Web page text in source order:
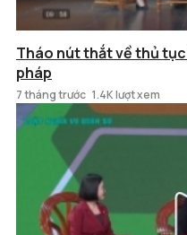
Tháo nút thắt về thủ
pháp
7 tháng trước 1.4K lượt xem